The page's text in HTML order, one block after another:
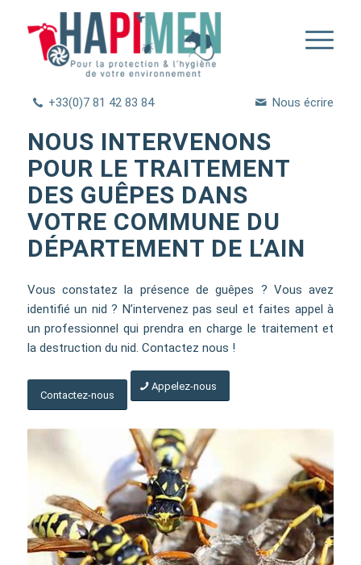
+33(0)7 81 42 83 84 Nous écrire
NOUS INTERVENONS
POUR LE TRAITEMENT
DES GUÊPES DANS
VOTRE COMMUNE DU
DÉPARTEMENT DE L’AIN
Vous constatez la présence de guêpes ? Vous avez
identifié un nid ? N’intervenez pas seul et faites appel à
un professionnel qui prendra en charge le traitement et
la destruction du nid. Contactez nous !
Contactez-nous
Appelez-nous